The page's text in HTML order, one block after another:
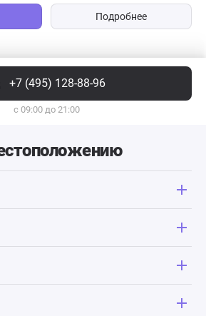
Подробнее
+7 (495) 128-88-96
с 09:00 до 21:00